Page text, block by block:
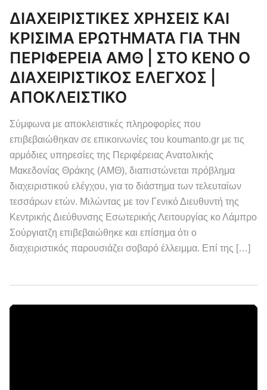
ΔΙΑΧΕΙΡΙΣΤΙΚΕΣ ΧΡΗΣΕΙΣ ΚΑΙ
ΚΡΙΣΙΜΑ ΕΡΩΤΗΜΑΤΑ ΓΙΑ ΤΗΝ
ΠΕΡΙΦΕΡΕΙΑ ΑΜΘ | ΣΤΟ ΚΕΝΟ Ο
ΔΙΑΧΕΙΡΙΣΤΙΚΟΣ ΕΛΕΓΧΟΣ |
ΑΠΟΚΛΕΙΣΤΙΚΟ
Σύμφωνα με αποκλειστικές πληροφορίες που
επιβεβαιώθηκαν σε επικοινωνίες του koumanto.gr με τις
αρμόδιες υπηρεσίες της Περιφέρειας Ανατολικής
Μακεδονίας Θράκης (ΑΜΘ), διαπιστώνεται πρόβλημα
διαχειριστικού ελέγχου, για το διάστημα των τελευταίων
τεσσάρων ετών. Μιλώντας με τον Γενικό Διευθυντή της
Κεντρικής Διεύθυνσης Εσωτερικής Λειτουργίας κο Λάμπρο
Σούργιατζη επιβεβαιώθηκε και επίσημα ότι ο
διαχειριστικός παρουσιάζει σοβαρό έλλειμμα. Επί της […]